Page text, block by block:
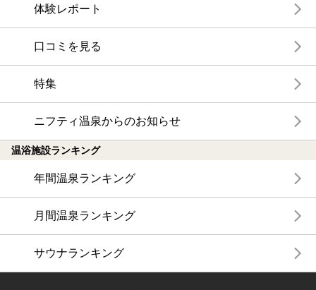
体験レポート
口コミを見る
特集
ニフティ温泉からのお知らせ
温浴施設ランキング
年間温泉ランキング
月間温泉ランキング
サウナランキング